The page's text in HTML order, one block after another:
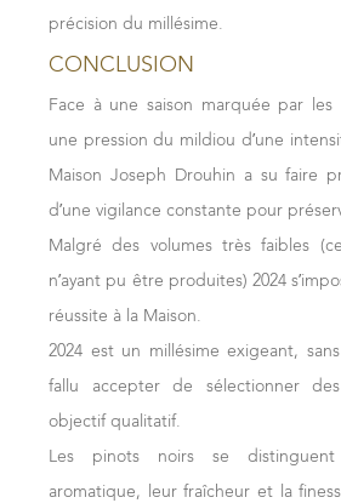
précision du millésime.
CONCLUSION
Face à une saison marquée par les
une pression du mildiou d’une
Maison Joseph Drouhin a su faire
d’une vigilance constante pour
Malgré des volumes très faibles
n’ayant pu être produites) 2024
réussite à la Maison.
2024 est un millésime exigeant,
fallu accepter de sélectionner
objectif qualitatif.
Les pinots noirs se
aromatique, leur fraîcheur et la
Les vins sont amples, avec des
généreuses soutenues par une
Blancs de Côte d’Or
Les travaux pré-fermentaires ont
vins sur de très belles lies. Ces vins
au fil des mois, notamment
malolactique, et aucun bâtonnage
sont encore en cours d’élaboration
et de longueur en bouche, où
subtilement en valeur les terroirs.
Les vinifications dans le Mâconnais
Les robes impressionnent par
soutenue. Les nez, d’une grande
mêler aux arômes de mûre, myrtille
florales de pivoine et de violette.
soulignent des tannins soyeux de
corpulents et d’une belle
archétype d'équilibre entre
potentiel de garde bien réel.
Frédéric Drouhin -24 janvier 2024